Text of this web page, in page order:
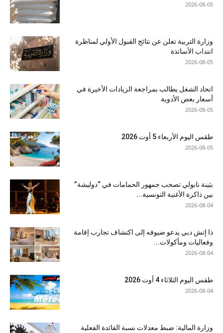
2026-08-05
وزارة التربية تعلن عن نتائج القبول الأولي لمناظرة
انتداب الأساتذة
2026-08-05
اتحاد الشغل يطالب بمراجعة الزيادات الأخيرة في
أسعار بعض الأدوية
2026-08-05
طقس اليوم الأربعاء 5 أوت 2026
2026-08-05
بثينة نابولي تصحب جمهور الحمامات في “دوليشة”
بين ذاكرة الأغنية التونسية...
2026-08-04
ذا إتش دبي يدعو ضيوفه إلى اكتشاف تجارب إقامة
وفعاليات ومأكولات...
2026-08-04
طقس اليوم الثلاثاء 4 أوت 2026
2026-08-04
وزارة المالية: ضبط معدلات نسبة الفائدة الفعلية